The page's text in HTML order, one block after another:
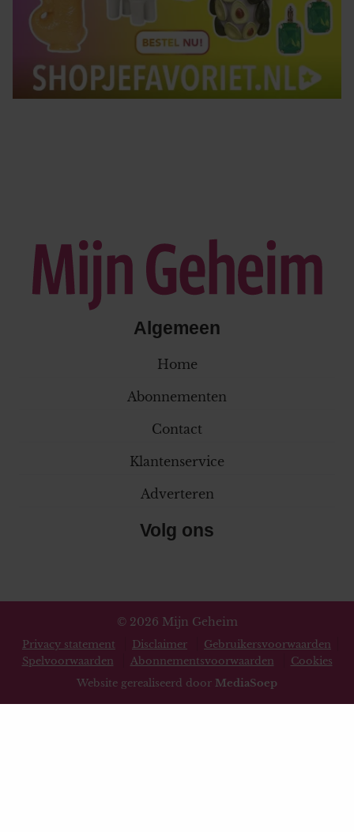
Algemeen
Home
Abonnementen
Contact
Klantenservice
Adverteren
Volg ons
© 2026 Mijn Geheim
Privacy statement Disclaimer
Gebruikersvoorwaarden
Spelvoorwaarden
Abonnementsvoorwaarden
Cookies
Website gerealiseerd door MediaSoep